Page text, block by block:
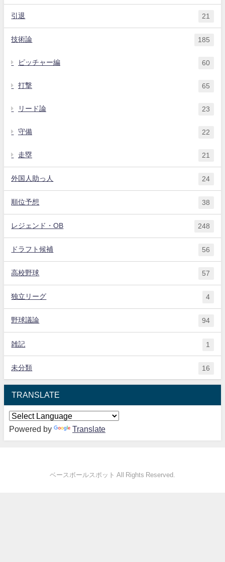
引退 21
技術論 185
ピッチャー編 60
打撃 65
リード論 23
守備 22
走塁 21
外国人助っ人 24
順位予想 38
レジェンド・OB 248
ドラフト候補 56
高校野球 57
独立リーグ 4
野球議論 94
雑記 1
未分類 16
TRANSLATE
Powered by Translate
ベースボールスポット All Rights Reserved.